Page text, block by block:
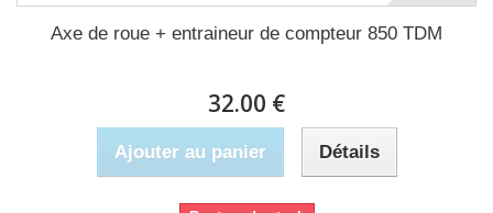
Axe de roue + entraineur de compteur 850 TDM
32.00 €
Ajouter au panier Détails